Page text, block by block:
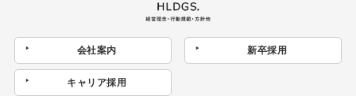
会社案内 新卒採用
キャリア採用